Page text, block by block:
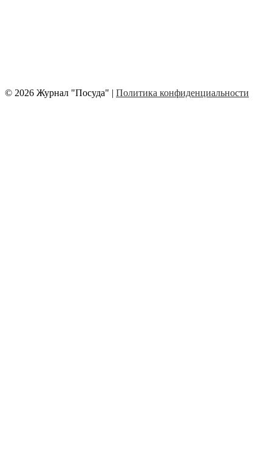
© 2026 Журнал "Посуда" | Политика конфиденциальности